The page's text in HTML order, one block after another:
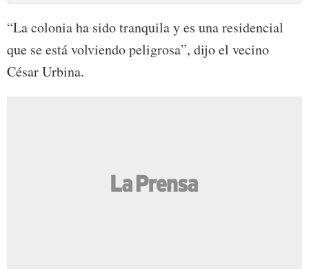
“La colonia ha sido tranquila y es una residencial
que se está volviendo peligrosa”, dijo el vecino
César Urbina.